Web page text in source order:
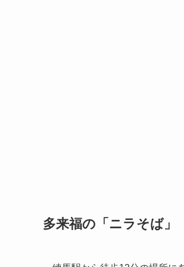
多来福の「ニラそば」